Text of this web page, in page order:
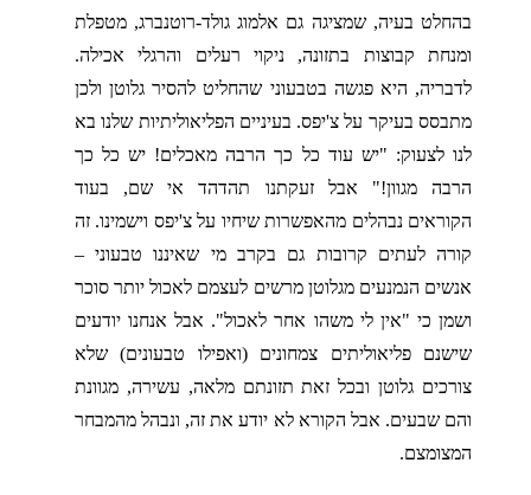
בהחלט בעיה, שמציגה גם אלמוג גולד-רוטנברג, מטפלת
ומנחת קבוצות בתזונה, ניקוי רעלים והרגלי אכילה.
לדבריה, היא פגשה בטבעוני שהחליט להסיר גלוטן ולכן
מתבסס בעיקר על צ'יפס. בעיניים הפליאוליתיות שלנו בא
לנו לצעוק: "יש עוד כל כך הרבה מאכלים! יש כל כך
הרבה מגוון!" אבל זעקתנו תהדהד אי שם, בעוד
הקוראים נבהלים מהאפשרות שיחיו על צ'יפס וישמינו. זה
קורה לעתים קרובות גם בקרב מי שאיננו טבעוני –
אנשים הנמנעים מגלוטן מרשים לעצמם לאכול יותר סוכר
ושמן כי "אין לי משהו אחר לאכול". אבל אנחנו יודעים
שישנם פליאוליתים צמחונים (ואפילו טבעונים) שלא
צורכים גלוטן ובכל זאת תזונתם מלאה, עשירה, מגוונת
והם שבעים. אבל הקורא לא יודע את זה, ונבהל מהמבחר
המצומצם.